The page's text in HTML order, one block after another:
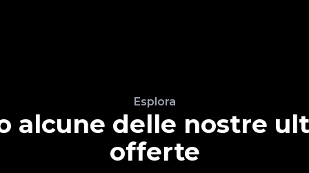
Esplora
alcune delle nostre
offerte